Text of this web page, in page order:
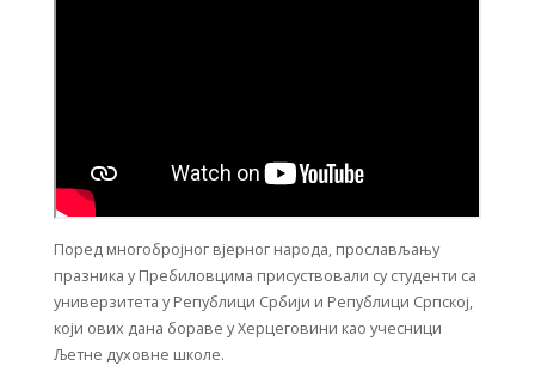
Поред многобројног вјерног народа, прослављању
празника у Пребиловцима присуствовали су студенти са
универзитета у Републици Србији и Републици Српској,
који ових дана бораве у Херцеговини као учесници
Љетне духовне школе.